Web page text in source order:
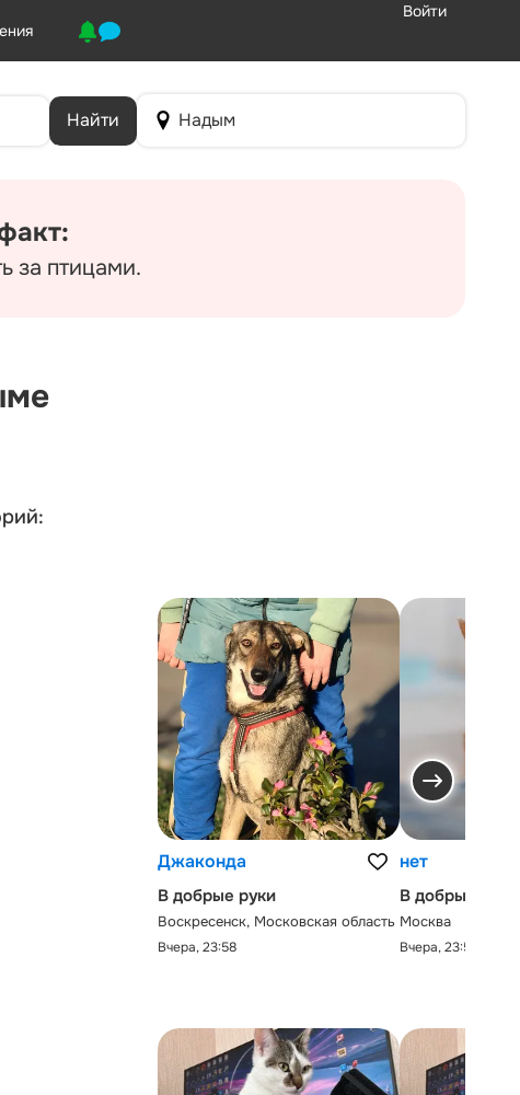
Войти
Найти Надым
за птицами.
Джаконда
В добрые руки
Воскресенск, Московская область
Вчера, 23:58
нет
В добрые руки
Москва
Вчера, 23:58